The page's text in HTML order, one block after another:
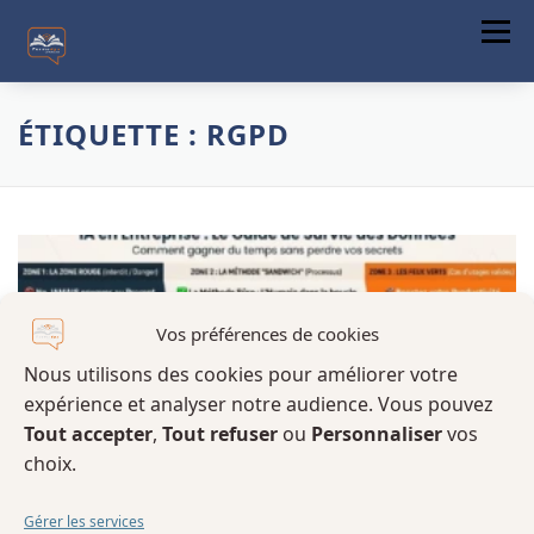
Vos préférences de cookies
Nous utilisons des cookies pour améliorer votre
expérience et analyser notre audience. Vous pouvez
Tout accepter, Tout refuser ou Personnaliservos
choix.
Gérer les services
Menu
COMMUNICATION DIGITALE
ACTUALITÉS
CONTACT
ÉTIQUETTE : RGPD